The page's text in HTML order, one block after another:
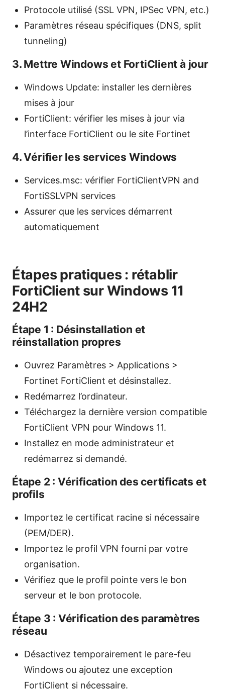
Protocole utilisé (SSL VPN, IPSec VPN, etc.)
Paramètres réseau spécifiques (DNS, split
tunneling)
3. Mettre Windows et FortiClient à jour
Windows Update: installer les dernières
mises à jour
FortiClient: vérifier les mises à jour via
l’interface FortiClient ou le site Fortinet
4. Vérifier les services Windows
Services.msc: vérifier FortiClientVPN and
FortiSSLVPN services
Assurer que les services démarrent
automatiquement
Étapes pratiques : rétablir
FortiClient sur Windows 11
24H2
Étape 1 : Désinstallation et
réinstallation propres
Ouvrez Paramètres > Applications >
Fortinet FortiClient et désinstallez.
Redémarrez l’ordinateur.
Téléchargez la dernière version compatible
FortiClient VPN pour Windows 11.
Installez en mode administrateur et
redémarrez si demandé.
Étape 2 : Vérification des certificats et
profils
Importez le certificat racine si nécessaire
(PEM/DER).
Importez le profil VPN fourni par votre
organisation.
Vérifiez que le profil pointe vers le bon
serveur et le bon protocole.
Étape 3 : Vérification des paramètres
réseau
Désactivez temporairement le pare-feu
Windows ou ajoutez une exception
FortiClient si nécessaire.